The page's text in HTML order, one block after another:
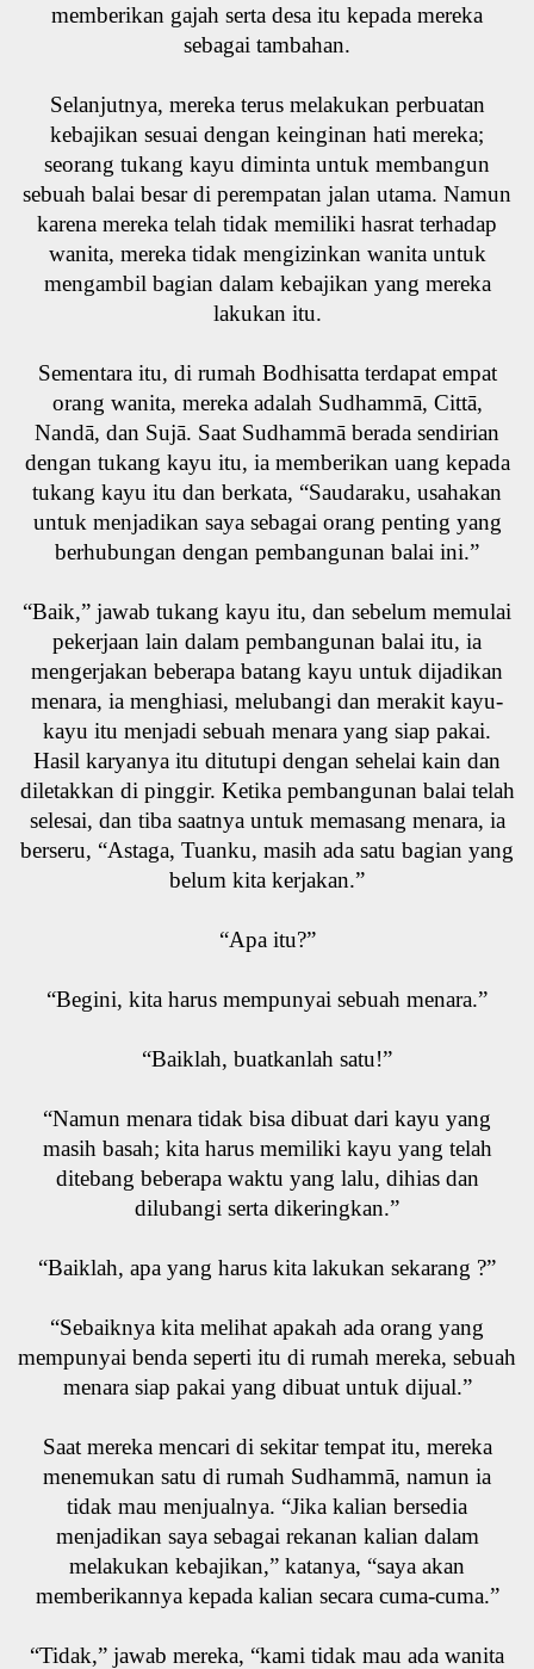
memberikan gajah serta desa itu kepada mereka
sebagai tambahan.
Selanjutnya, mereka terus melakukan perbuatan
kebajikan sesuai dengan keinginan hati mereka;
seorang tukang kayu diminta untuk membangun
sebuah balai besar di perempatan jalan utama. Namun
karena mereka telah tidak memiliki hasrat terhadap
wanita, mereka tidak mengizinkan wanita untuk
mengambil bagian dalam kebajikan yang mereka
lakukan itu.
Sementara itu, di rumah Bodhisatta terdapat empat
orang wanita, mereka adalah Sudhammā, Cittā,
Nandā, dan Sujā. Saat Sudhammā berada sendirian
dengan tukang kayu itu, ia memberikan uang kepada
tukang kayu itu dan berkata, “Saudaraku, usahakan
untuk menjadikan saya sebagai orang penting yang
berhubungan dengan pembangunan balai ini.”
“Baik,” jawab tukang kayu itu, dan sebelum memulai
pekerjaan lain dalam pembangunan balai itu, ia
mengerjakan beberapa batang kayu untuk dijadikan
menara, ia menghiasi, melubangi dan merakit kayu-
kayu itu menjadi sebuah menara yang siap pakai.
Hasil karyanya itu ditutupi dengan sehelai kain dan
diletakkan di pinggir. Ketika pembangunan balai telah
selesai, dan tiba saatnya untuk memasang menara, ia
berseru, “Astaga, Tuanku, masih ada satu bagian yang
belum kita kerjakan.”
“Apa itu?”
“Begini, kita harus mempunyai sebuah menara.”
“Baiklah, buatkanlah satu!”
“Namun menara tidak bisa dibuat dari kayu yang
masih basah; kita harus memiliki kayu yang telah
ditebang beberapa waktu yang lalu, dihias dan
dilubangi serta dikeringkan.”
“Baiklah, apa yang harus kita lakukan sekarang ?”
“Sebaiknya kita melihat apakah ada orang yang
mempunyai benda seperti itu di rumah mereka, sebuah
menara siap pakai yang dibuat untuk dijual.”
Saat mereka mencari di sekitar tempat itu, mereka
menemukan satu di rumah Sudhammā, namun ia
tidak mau menjualnya. “Jika kalian bersedia
menjadikan saya sebagai rekanan kalian dalam
melakukan kebajikan,” katanya, “saya akan
memberikannya kepada kalian secara cuma-cuma.”
“Tidak,” jawab mereka, “kami tidak mau ada wanita